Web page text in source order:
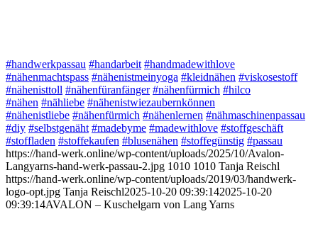
#handwerkpassau #handarbeit #handmadewithlove
#nähenmachtspass #nähenistmeinyoga #kleidnähen #viskosestoff
#nähenisttoll #nähenfüranfänger #nähenfürmich #hilco
#nähen #nähliebe #nähenistwiezaubernkönnen
#nähenistliebe #nähenfürmich #nähenlernen #nähmaschinenpassau
#diy #selbstgenäht #madebyme #madewithlove #stoffgeschäft
#stoffladen #stoffekaufen #blusenähen #stoffegünstig #passau
https://hand-werk.online/wp-content/uploads/2025/10/Avalon-
Langyarns-hand-werk-passau-2.jpg 1010 1010 Tanja Reischl
https://hand-werk.online/wp-content/uploads/2019/03/handwerk-
logo-opt.jpg Tanja Reischl2025-10-20 09:39:142025-10-20
09:39:14AVALON – Kuschelgarn von Lang Yarns